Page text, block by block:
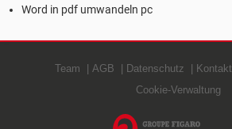
Word in pdf umwandeln pc
Team AGB Datenschutz Kontakt
Cookie-Verwaltung